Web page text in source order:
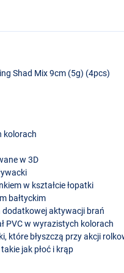
Shad Mix 9cm (5g) (4pcs)
kolorach
w 3D
w kształcie łopatki
bałtyckim
dodatkowej aktywacji brań
PVCw wyrazistych kolorach
które błyszczą przy akcji
jak płoć i krąp